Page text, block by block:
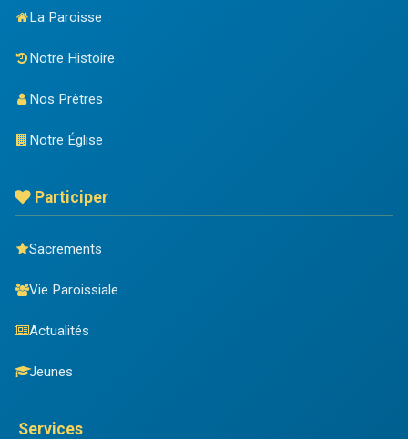
La Paroisse
Notre Histoire
Nos Prêtres
Notre Église
Participer
Sacrements
Vie Paroissiale
Actualités
Jeunes
Services